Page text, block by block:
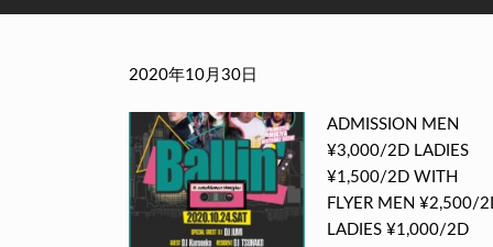
2020年10月30日
ADMISSION MEN
¥3,000/2D LADIES
¥1,500/2D WITH
FLYER MEN ¥2,500/
LADIES ¥1,000/2D